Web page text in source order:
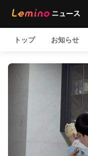
トップ お知らせ